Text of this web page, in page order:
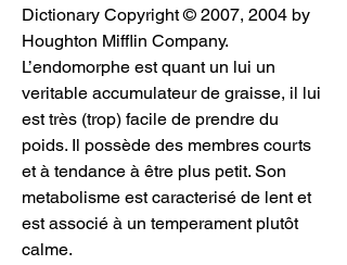
Dictionary Copyright © 2007, 2004 by
Houghton Mifflin Company.
L’endomorphe est quant un lui un
veritable accumulateur de graisse, il lui
est très (trop) facile de prendre du
poids. Il possède des membres courts
et à tendance à être plus petit. Son
metabolisme est caracterisé de lent et
est associé à un temperament plutôt
calme.